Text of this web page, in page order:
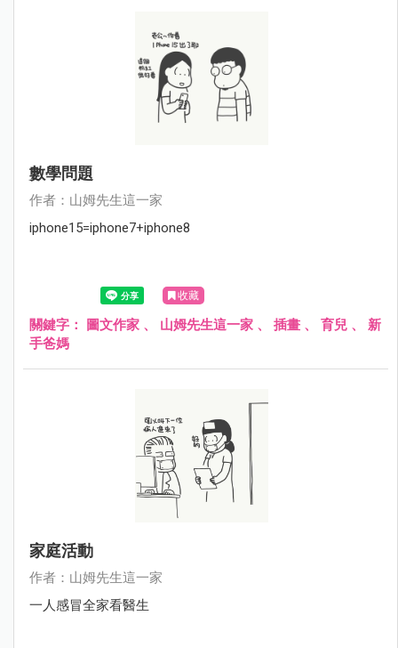
數學問題
作者：山姆先生這一家
iphone15=iphone7+iphone8
收藏
關鍵字： 圖文作家 、 山姆先生這一家 、 插畫 、 育兒 、 新
手爸媽
家庭活動
作者：山姆先生這一家
一人感冒全家看醫生